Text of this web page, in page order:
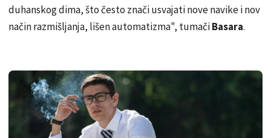
duhanskog dima, što često znači usvajati nove navike i nov
način razmišljanja, lišen automatizma", tumačiBasara.